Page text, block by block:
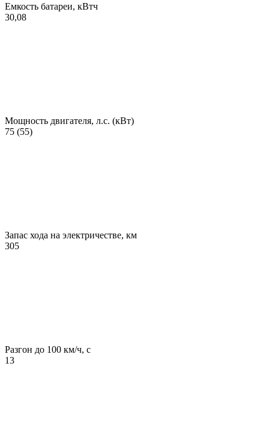
Емкость батареи, кВтч
30,08
Мощность двигателя, л.с. (кВт)
75 (55)
Запас хода на электричестве, км
305
Разгон до 100 км/ч, с
13